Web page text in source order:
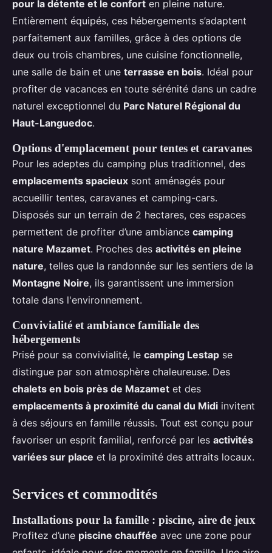
pour la détente et le confort en pleine nature.
Entièrement équipés, ces hébergements s’adaptent
parfaitement aux familles, grâce à des options de
deux ou trois chambres, une cuisine fonctionnelle,
une salle de bain et une terrasse en bois. Idéal pour
profiter de vacances en toute sérénité dans un cadre
naturel exceptionnel du Parc Naturel Régional du
Haut-Languedoc.
Options d'emplacement pour tentes et caravanes
Pour les adeptes du camping plus traditionnel, des
emplacements spacieux sont aménagés pour
accueillir tentes, caravanes et camping-cars.
Disposés sur un terrain de 2 hectares, ces espaces
permettent de profiter d’une ambiance camping
nature Mazamet. Proches des activités en pleine
nature, telles que la randonnée sur les sentiers de la
Montagne Noire, ils garantissent une immersion
totale dans l'environnement.
Convivialité et ambiance familiale des
hébergements
Prisé pour sa convivialité, le camping Lestap se
distingue par son atmosphère chaleureuse. Des
chalets en bois près de Mazamet et des
emplacements à proximité du canal du Midi invitent
à des séjours en famille réussis. Tout est conçu pour
favoriser un esprit familial, renforcé par les activités
variées sur place et la proximité des attraits locaux.
Services et commodités
Installations pour la famille : piscine, aire de jeux
Profitez d’une piscine chauffée avec une zone pour